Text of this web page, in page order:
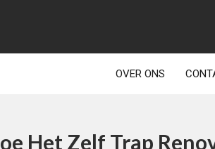
OVER ONS
Het Zelf Trap